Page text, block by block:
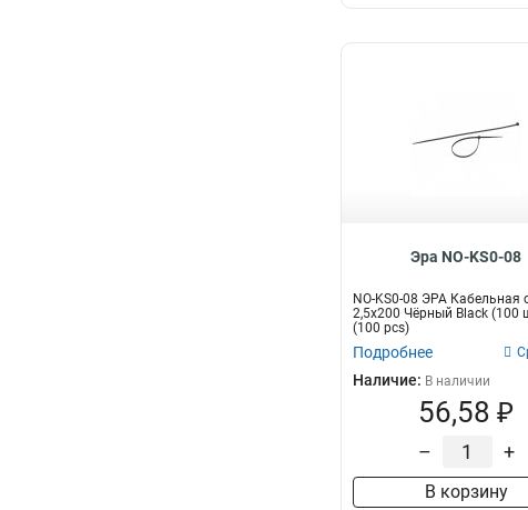
Эра NO-KS0-08
NO-KS0-08 ЭРА Кабельная
2,5х200 Чёрный Black (100
(100 pcs)
Подробнее
Наличие: В наличии
56,58 ₽
– +
В корзину